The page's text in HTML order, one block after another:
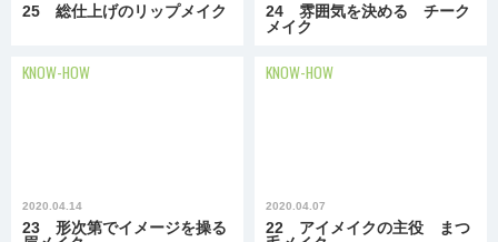
25 総仕上げのリップメイク
24 雰囲気を決める チーク
メイク
KNOW-HOW
2020.04.14
23 形次第でイメージを操る
KNOW-HOW
2020.04.07
22 アイメイクの主役 まつ